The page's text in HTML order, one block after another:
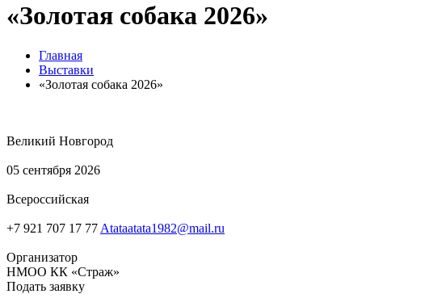
«Золотая собака 2026»
Главная
Выставки
«Золотая собака 2026»
Великий Новгород
05 сентября 2026
Всероссийская
+7 921 707 17 77 Atataatata1982@mail.ru
Организатор
НМОО КК «Страж»
Подать заявку